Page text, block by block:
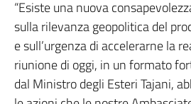
“Esiste una nuova
sulla rilevanza geopolitica del
e sull’urgenza di accelerarne la
riunione di oggi, in un formato
dal Ministro degli Esteri Tajani,